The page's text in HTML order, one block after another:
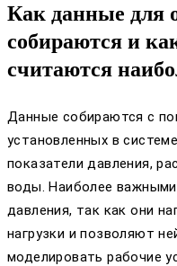
Как данные для
собираются и
считаются
Данные собираются с
установленных в
показатели давления,
воды. Наиболее
давления, так как они
нагрузки и позволяют
моделировать рабочие